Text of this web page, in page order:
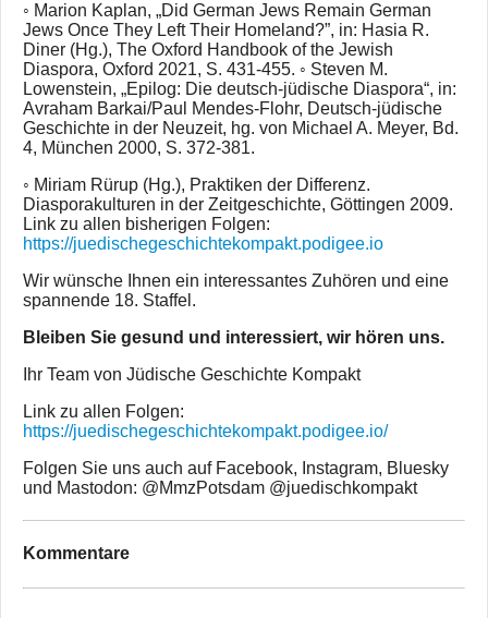
◦ Marion Kaplan, „Did German Jews Remain German
Jews Once They Left Their Homeland?”, in: Hasia R.
Diner (Hg.), The Oxford Handbook of the Jewish
Diaspora, Oxford 2021, S. 431-455. ◦ Steven M.
Lowenstein, „Epilog: Die deutsch-jüdische Diaspora“, in:
Avraham Barkai/Paul Mendes-Flohr, Deutsch-jüdische
Geschichte in der Neuzeit, hg. von Michael A. Meyer, Bd.
4, München 2000, S. 372-381.
◦ Miriam Rürup (Hg.), Praktiken der Differenz.
Diasporakulturen in der Zeitgeschichte, Göttingen 2009.
Link zu allen bisherigen Folgen:
https://juedischegeschichtekompakt.podigee.io
Wir wünsche Ihnen ein interessantes Zuhören und eine
spannende 18. Staffel.
Bleiben Sie gesund und interessiert, wir hören uns.
Ihr Team von Jüdische Geschichte Kompakt
Link zu allen Folgen:
https://juedischegeschichtekompakt.podigee.io/
Folgen Sie uns auch auf Facebook, Instagram, Bluesky
und Mastodon: @MmzPotsdam @juedischkompakt
Kommentare